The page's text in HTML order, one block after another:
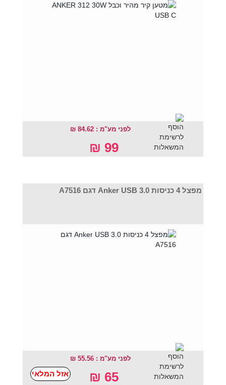
לפני מע"מ : 84.62 ₪
99 ₪
מפצל 4 כניסות Anker USB 3.0 דגם A7516
לפני מע"מ : 55.56 ₪
65 ₪ אזל המלאי